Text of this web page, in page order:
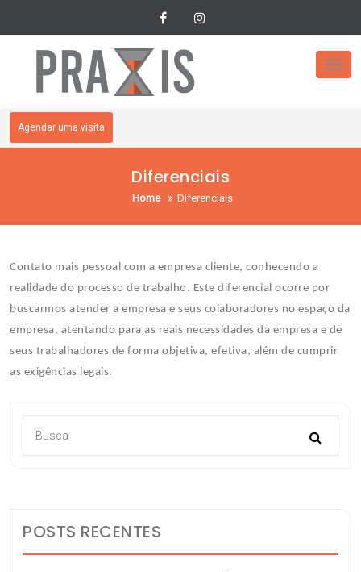
content
Agendar uma visita
Diferenciais
Home Diferenciais
Contato mais pessoal com a empresa cliente, conhecendo a
realidade do processo de trabalho. Este diferencial ocorre por
buscarmos atender a empresa e seus colaboradores no espaço da
empresa, atentando para as reais necessidades da empresa e de
seus trabalhadores de forma objetiva, efetiva, além de cumprir
as exigências legais.
POSTS RECENTES